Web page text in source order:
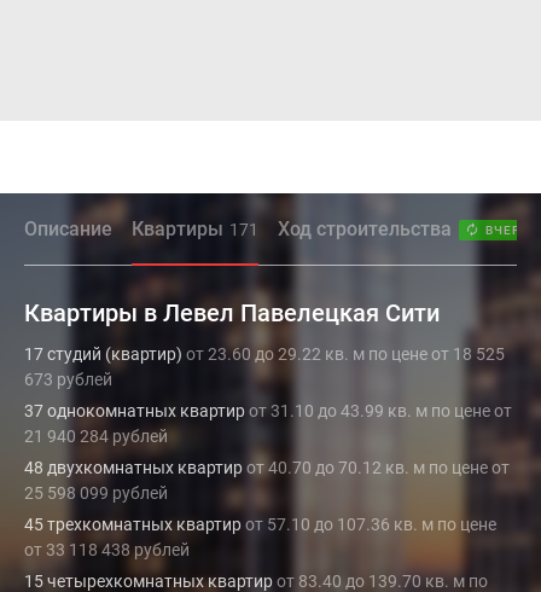
Описание Квартиры 171 Ход строительства ВЧЕРА
Квартиры в Левел Павелецкая Сити
17 студий (квартир) от 23.60 до 29.22 кв. м по цене от 18 525
673 рублей
37 однокомнатных квартирот 31.10 до 43.99 кв. м по цене от
21 940 284 рублей
48 двухкомнатных квартирот 40.70 до 70.12 кв. м по цене от
25 598 099 рублей
45 трехкомнатных квартирот 57.10 до 107.36 кв. м по цене
от 33 118 438 рублей
15 четырехкомнатных квартирот 83.40 до 139.70 кв. м по